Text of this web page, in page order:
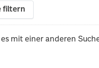
filtern
mit einer anderen